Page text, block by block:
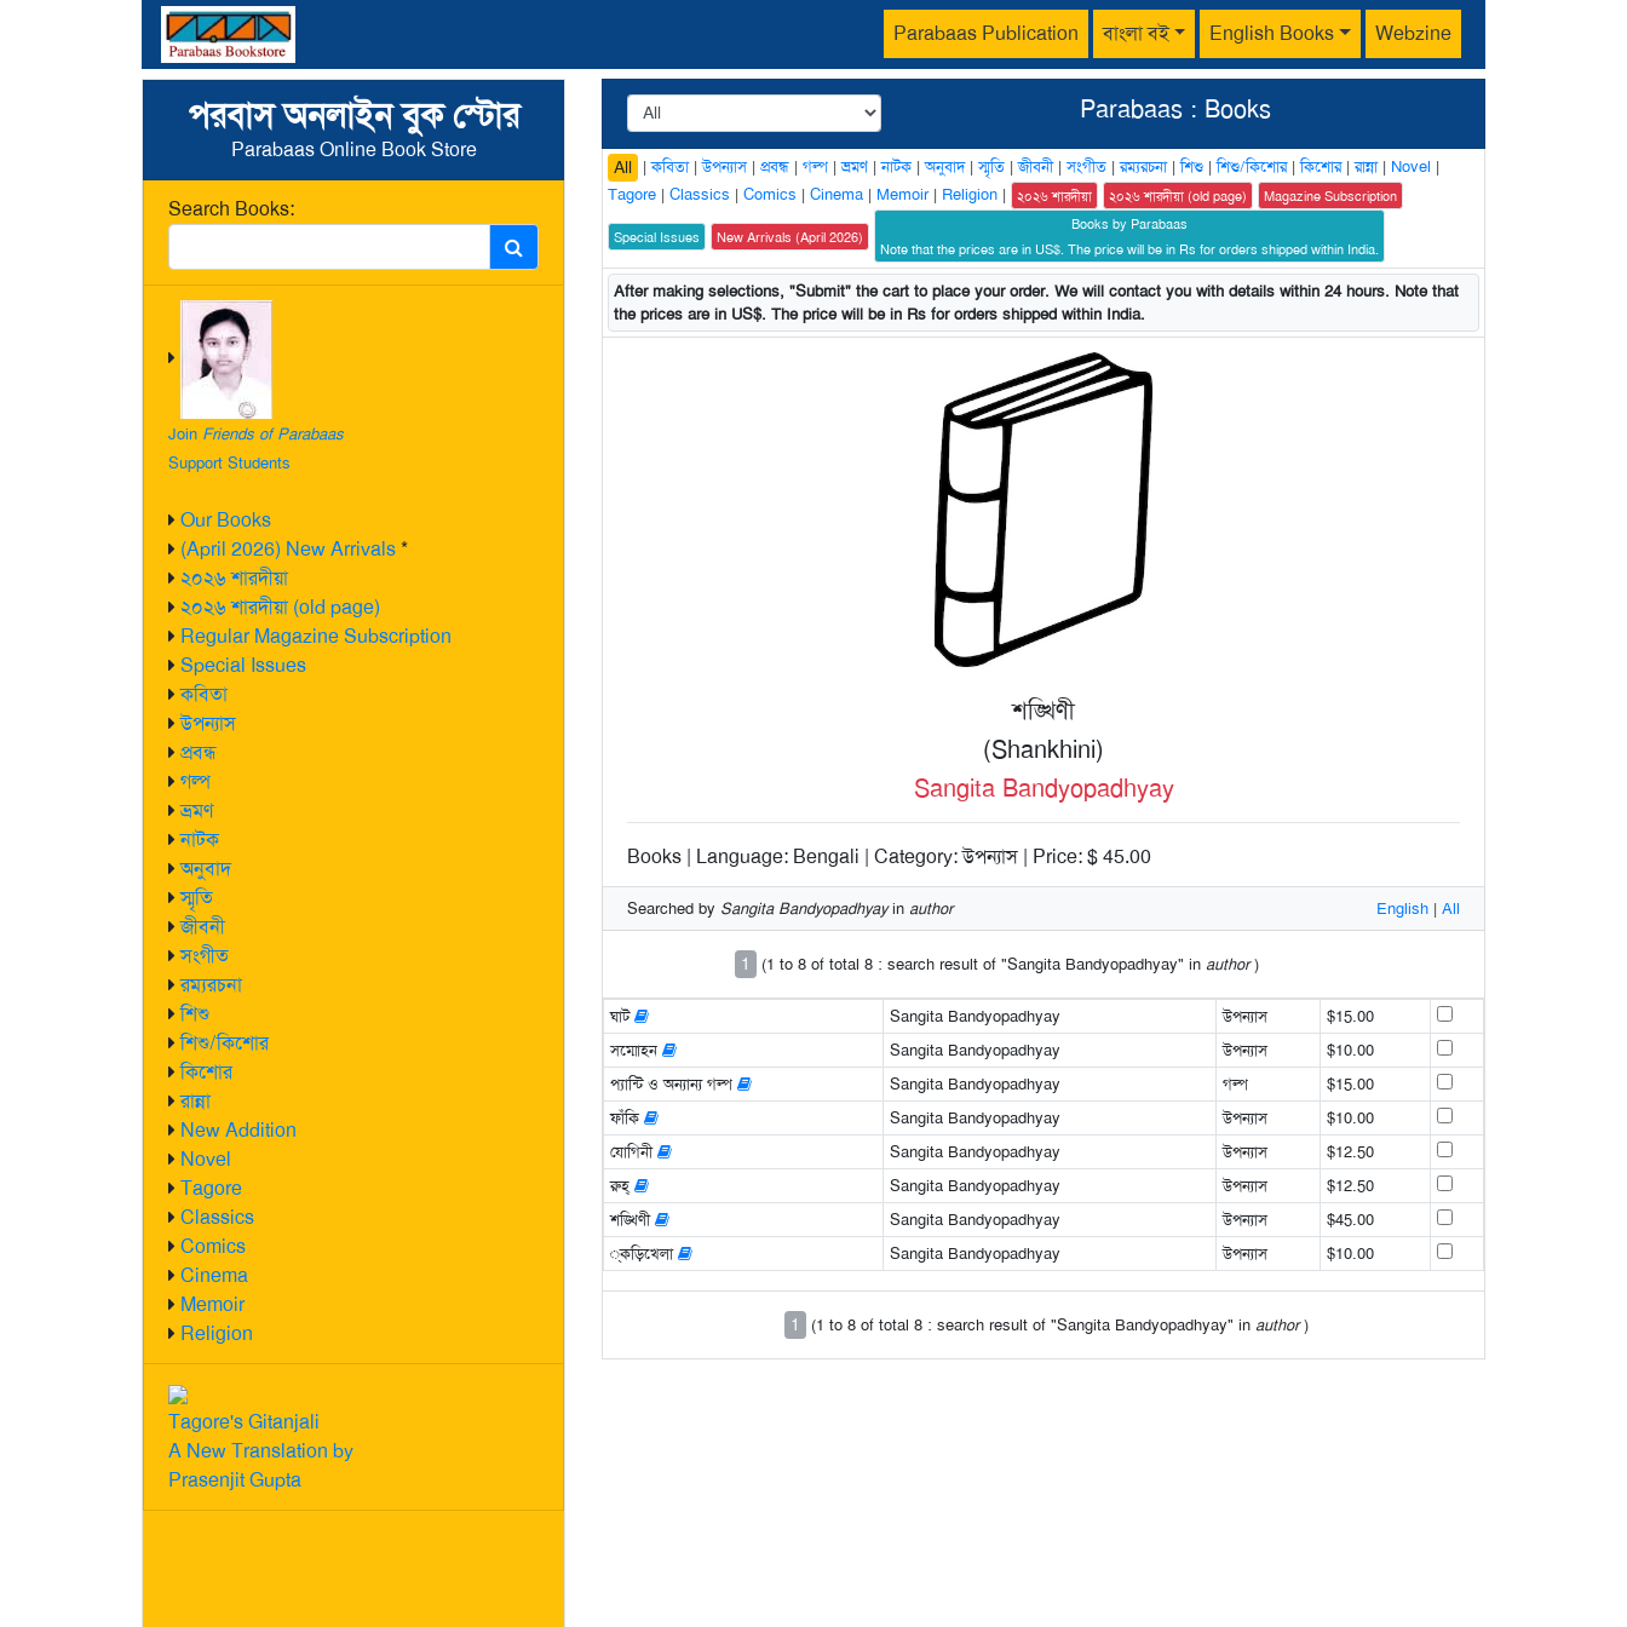
Parabaas Publication বাংলা বই English Books Webzine
পরবাস অনলাইন বুক স্টোর
Parabaas Online Book Store
Search Books:
Join Friends of Parabaas
Support Students
Our Books
(April 2026) New Arrivals*
২০২৬ শারদীয়া
২০২৬ শারদীয়া (old page)
Regular Magazine Subscription
Special Issues
কবিতা
উপন্যাস
প্রবন্ধ
গল্প
ভ্রমণ
নাটক
অনুবাদ
স্মৃতি
জীবনী
সংগীত
রম্যরচনা
শিশু
শিশু/কিশোর
কিশোর
রান্না
New Addition
Novel
Tagore
Classics
Comics
Cinema
Memoir
Religion
Tagore's Gitanjali
A New Translation by
Prasenjit Gupta
Parabaas : Books
All |কবিতা|উপন্যাস| প্রবন্ধ | গল্প |ভ্রমণ|নাটক |অনুবাদ|স্মৃতি |জীবনী|সংগীত |রম্যরচনা|শিশু |শিশু/কিশোর|কিশোর|রান্না| Novel |
Tagore | Classics | Comics | Cinema | Memoir| Religion | ২০২৬ শারদীয়া ২০২৬ শারদীয়া (old page) Magazine Subscription
Special Issues New Arrivals (April 2026)
Books by Parabaas
Note that the prices are in US$. The price will be in Rs for orders shipped within India.
After making selections, "Submit" the cart to place your order. We will contact you with details within 24 hours. Note that
the prices are in US$. The price will be in Rs for orders shipped within India.
শঙ্খিণী
(Shankhini)
Sangita Bandyopadhyay
Books | Language: Bengali | Category: উপন্যাস | Price: $ 45.00
Searched by Sangita Bandyopadhyayin author English | All
1 (1 to 8 of total 8 : search result of "Sangita Bandyopadhyay" in author)
ঘাট Sangita Bandyopadhyay উপন্যাস
$15.00
সম্মোহন
Sangita Bandyopadhyay উপন্যাস
$10.00
প্যান্টি ও অন্যান্য গল্প
Sangita Bandyopadhyay গল্প
$15.00
ফাঁকি
Sangita Bandyopadhyay উপন্যাস
$10.00
যোগিনী
Sangita Bandyopadhyay উপন্যাস
$12.50
রুহ্‌
Sangita Bandyopadhyay উপন্যাস
$12.50
শঙ্খিণী
Sangita Bandyopadhyay উপন্যাস
$45.00
্কড়িখেলা
Sangita Bandyopadhyay উপন্যাস $10.00
1 (1 to 8 of total 8 : search result of "Sangita Bandyopadhyay" in author)